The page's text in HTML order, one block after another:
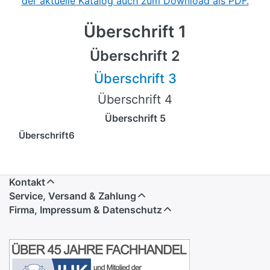
Überschrift 1
Überschrift 2
Überschrift 3
Überschrift 4
Überschrift 5
Überschrift6
Kontakt
Service, Versand & Zahlung
Firma, Impressum & Datenschutz